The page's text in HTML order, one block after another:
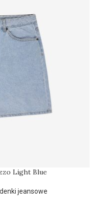
Light Blue
jeansowe